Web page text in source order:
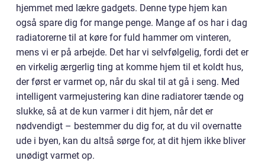
hjemmet med lækre gadgets. Denne type hjem kan
også spare dig for mange penge. Mange af os har i dag
radiatorerne til at køre for fuld hammer om vinteren,
mens vi er på arbejde. Det har vi selvfølgelig, fordi det er
en virkelig ærgerlig ting at komme hjem til et koldt hus,
der først er varmet op, når du skal til at gå i seng. Med
intelligent varmejustering kan dine radiatorer tænde og
slukke, så at de kun varmer i dit hjem, når det er
nødvendigt – bestemmer du dig for, at du vil overnatte
ude i byen, kan du altså sørge for, at dit hjem ikke bliver
unødigt varmet op.